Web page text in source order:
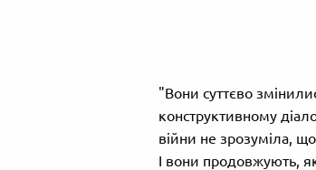
"Вони суттєво
конструктивному
війни не зрозуміла, що
І вони продовжують,